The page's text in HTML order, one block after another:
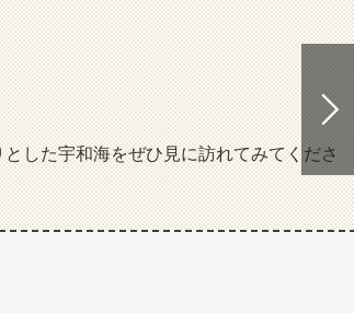
した宇和海をぜひ見に訪れてみてくださ